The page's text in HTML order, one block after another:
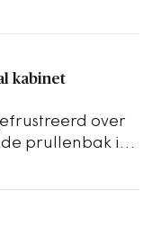
Remkes,…
kabinet
over
prullenbak in
Er lijkt…